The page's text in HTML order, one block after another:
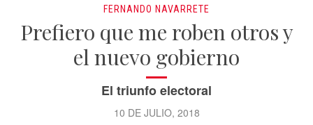
FERNANDO NAVARRETE
Prefiero que me roben otros y
el nuevo gobierno
El triunfo electoral
10 DE JULIO, 2018